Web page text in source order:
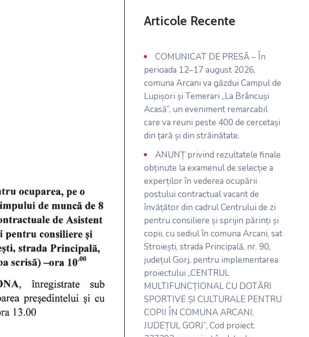
Articole Recente
COMUNICAT DE PRESĂ – În
perioada 12–17 august 2026,
comuna Arcani va găzdui Campul de
Lupișori și Temerari „La Brâncuși
Acasă”, un eveniment remarcabil
care va reuni peste 400 de cercetași
din țară și din străinătate.
ANUNȚ privind rezultatele finale
obținute la examenul de selecție a
experților în vederea ocupării
postului contractual vacant de
învățător din cadrul Centrului de zi
pentru consiliere și sprijin părinți și
copii, cu sediul în comuna Arcani, sat
Stroiești, strada Principală, nr. 90,
județul Gorj, pentru implementarea
proiectului „CENTRUL
MULTIFUNCȚIONAL CU DOTĂRI
SPORTIVE ȘI CULTURALE PENTRU
COPII ÎN COMUNA ARCANI,
JUDEȚUL GORJ”, Cod proiect: